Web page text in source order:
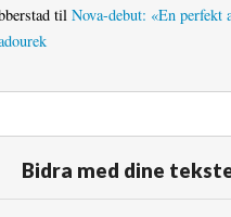
til Nova-debut: «En perfekt
Bidra med dine